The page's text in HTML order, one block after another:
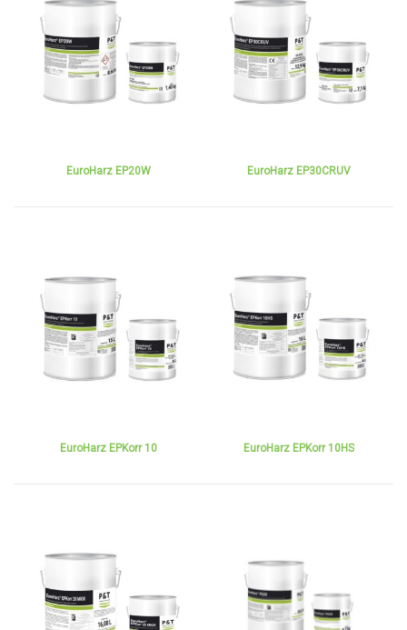
EuroHarz EP20W EuroHarz EP30CRUV
EuroHarz EPKorr 10 EuroHarz EPKorr 10HS